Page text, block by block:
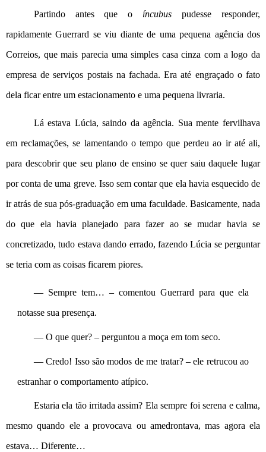
Partindo antes que o íncubus pudesse responder,
rapidamente Guerrard se viu diante de uma pequena agência dos
Correios, que mais parecia uma simples casa cinza com a logo da
empresa de serviços postais na fachada. Era até engraçado o fato
dela ficar entre um estacionamento e uma pequena livraria.
Lá estava Lúcia, saindo da agência. Sua mente fervilhava
em reclamações, se lamentando o tempo que perdeu ao ir até ali,
para descobrir que seu plano de ensino se quer saiu daquele lugar
por conta de uma greve. Isso sem contar que ela havia esquecido de
ir atrás de sua pós-graduação em uma faculdade. Basicamente, nada
do que ela havia planejado para fazer ao se mudar havia se
concretizado, tudo estava dando errado, fazendo Lúcia se perguntar
se teria com as coisas ficarem piores.
— Sempre tem… – comentou Guerrard para que ela
notasse sua presença.
— O que quer? – perguntou a moça em tom seco.
— Credo! Isso são modos de me tratar? – ele retrucou ao
estranhar o comportamento atípico.
Estaria ela tão irritada assim? Ela sempre foi serena e calma,
mesmo quando ele a provocava ou amedrontava, mas agora ela
estava… Diferente…